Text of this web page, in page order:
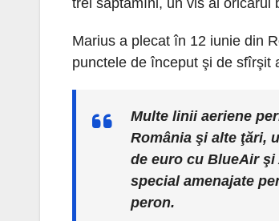
trei săptămîni, un vis al oricărui
Marius a plecat în 12 iunie din
punctele de început şi de sfîrşit
Multe linii aeriene
România şi alte ţări,
de euro cu BlueAir
special amenajate
peron.